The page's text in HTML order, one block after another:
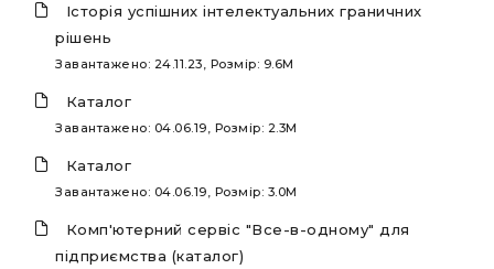
Історія успішних інтелектуальних граничних
рішень
Завантажено: 24.11.23, Розмір: 9.6M
Каталог
Завантажено: 04.06.19, Розмір: 2.3M
Каталог
Завантажено: 04.06.19, Розмір: 3.0M
Комп'ютерний сервіс "Все-в-одному" для
підприємства (каталог)